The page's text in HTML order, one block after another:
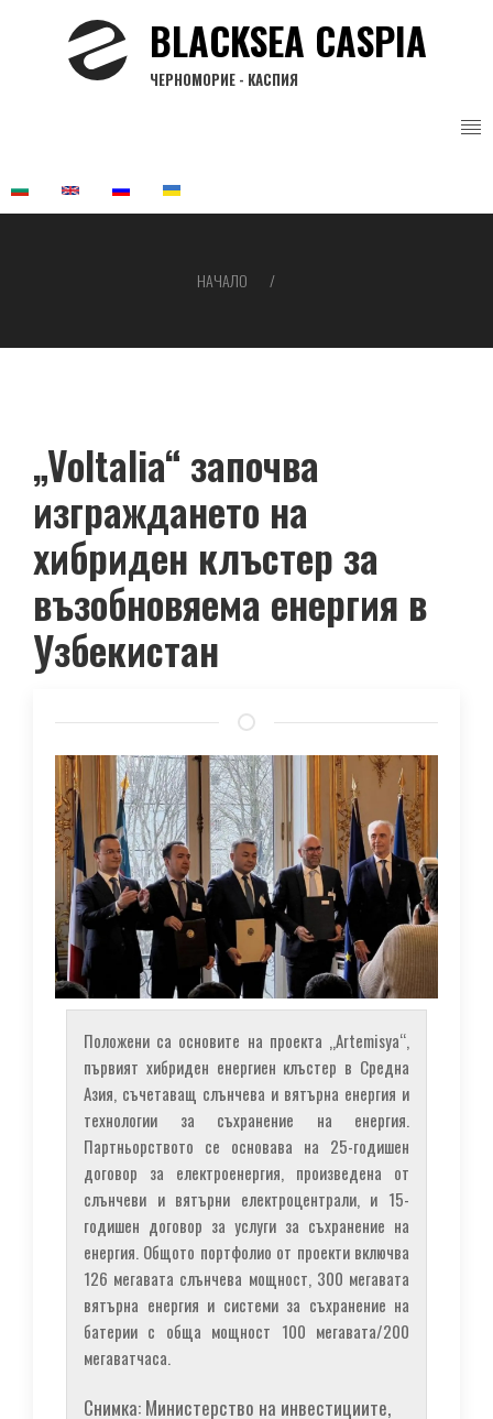
BLACKSEA CASPIA
ЧЕРНОМОРИЕ - КАСПИЯ
НАЧАЛО
„Voltalia“ започва
изграждането на
хибриден клъстер за
възобновяема енергия в
Узбекистан
Положени са основите на проекта „Artemisya“,
първият хибриден енергиен клъстер в Средна
Азия, съчетаващ слънчева и вятърна енергия и
технологии за съхранение на енергия.
Партньорството се основава на 25-годишен
договор за електроенергия, произведена от
слънчеви и вятърни електроцентрали, и 15-
годишен договор за услуги за съхранение на
енергия. Общото портфолио от проекти включва
126 мегавата слънчева мощност, 300 мегавата
вятърна енергия и системи за съхранение на
батерии с обща мощност 100 мегавата/200
мегаватчаса.
Снимка: Министерство на инвестициите,